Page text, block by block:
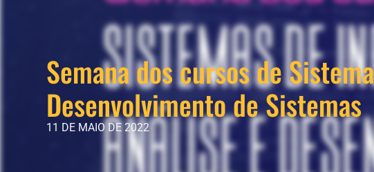
Semana dos cursos de
Desenvolvimento de Sistemas
11 DE MAIO DE 2022